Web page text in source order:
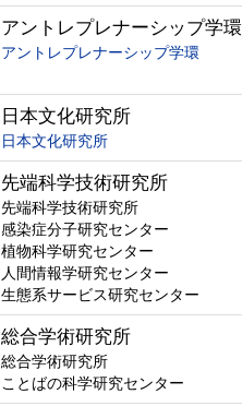
アントレプレナーシップ学環
アントレプレナーシップ学環
日本文化研究所
日本文化研究所
先端科学技術研究所
先端科学技術研究所
感染症分子研究センター
植物科学研究センター
人間情報学研究センター
生態系サービス研究センター
総合学術研究所
総合学術研究所
ことばの科学研究センター